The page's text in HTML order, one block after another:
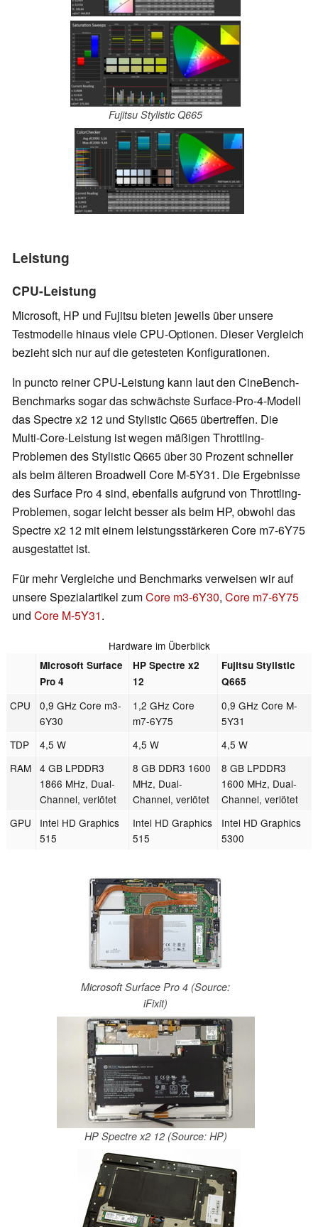
Fujitsu Stylistic Q665
Leistung
CPU-Leistung
Microsoft, HP und Fujitsu bieten jeweils über unsere
Testmodelle hinaus viele CPU-Optionen. Dieser Vergleich
bezieht sich nur auf die getesteten Konfigurationen.
In puncto reiner CPU-Leistung kann laut den CineBench-
Benchmarks sogar das schwächste Surface-Pro-4-Modell
das Spectre x2 12 und Stylistic Q665 übertreffen. Die
Multi-Core-Leistung ist wegen mäßigen Throttling-
Problemen des Stylistic Q665 über 30 Prozent schneller
als beim älteren Broadwell Core M-5Y31. Die Ergebnisse
des Surface Pro 4 sind, ebenfalls aufgrund von Throttling-
Problemen, sogar leicht besser als beim HP, obwohl das
Spectre x2 12 mit einem leistungsstärkeren Core m7-6Y75
ausgestattet ist.
Für mehr Vergleiche und Benchmarks verweisen wir auf
unsere Spezialartikel zumCore m3-6Y30, Core m7-6Y75
und Core M-5Y31.
Hardware im Überblick
Microsoft Surface
Pro 4
HP Spectre x2
12
Fujitsu Stylistic
Q665
CPU
0,9 GHz Core m3-
6Y30
1,2 GHz Core
m7-6Y75
0,9 GHz Core M-
5Y31
TDP
4,5 W 4,5 W
4,5 W
RAM
4 GB LPDDR3
1866 MHz, Dual-
Channel, verlötet
8 GB DDR3 1600
MHz, Dual-
Channel, verlötet
8 GB LPDDR3
1600 MHz, Dual-
Channel, verlötet
GPU
Intel HD Graphics
515
Intel HD Graphics
515
Intel HD Graphics
5300
Microsoft Surface Pro 4 (Source:
iFixit)
HP Spectre x2 12 (Source: HP)